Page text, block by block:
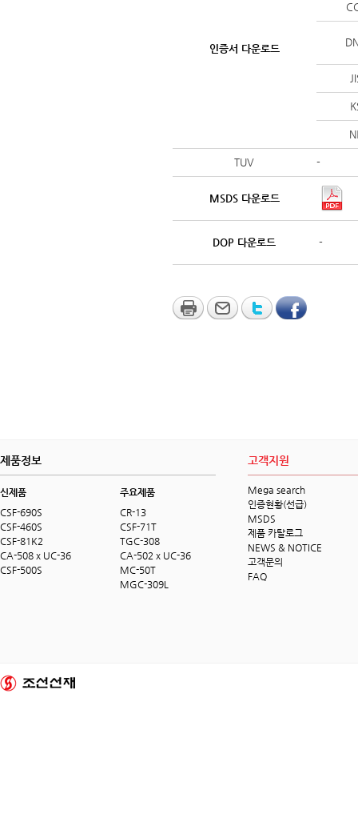
인증서 다운로드
TUV -
MSDS 다운로드
DOP 다운로드 -
제품정보
신제품
CSF-690S
CSF-460S
CSF-81K2
CA-508 x UC-36
CSF-500S
주요제품
CR-13
CSF-71T
TGC-308
CA-502 x UC-36
MC-50T
MGC-309L
고객지원
Mega search
인증현황(선급)
MSDS
제품 카탈로그
NEWS & NOTICE
고객문의
FAQ